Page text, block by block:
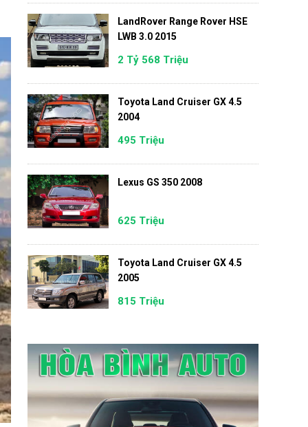
LandRover Range Rover HSE
LWB 3.0 2015
2 Tỷ 568 Triệu
Toyota Land Cruiser GX 4.5
2004
495 Triệu
Lexus GS 350 2008
625 Triệu
Toyota Land Cruiser GX 4.5
2005
815 Triệu